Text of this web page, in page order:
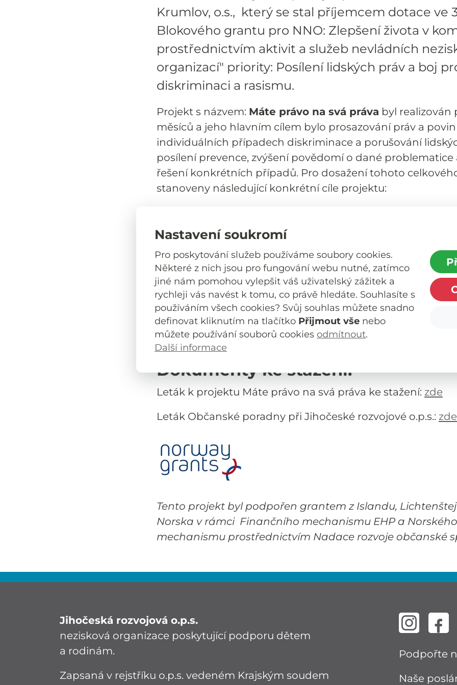
Nastavení soukromí
Pro poskytování služeb používáme soubory cookies.
Některé z nich jsou pro fungování webu nutné, zatímco
jiné nám pomohou vylepšit váš uživatelský zážitek a
rychleji vás navést k tomu, co právě hledáte. Souhlasíte s
používáním všech cookies? Svůj souhlas můžete snadno
definovat kliknutím na tlačítko Přijmout vše nebo
můžete používání souborů cookies odmítnout.
Další informace
Krumlov, o.s., který se stal příjemcem dotace ve
Blokového grantu pro NNO: Zlepšení života v
prostřednictvím aktivit a služeb nevládních
organizací" priority: Posílení lidských práv a boj
diskriminaci a rasismu.
Projekt s názvem: Máte právo na svá práva byl realizován
měsíců a jeho hlavním cílem bylo prosazování práv a
individuálních případech diskriminace a porušování
posílení prevence, zvýšení povědomí o dané problematice
řešení konkrétních případů. Pro dosažení tohoto
stanoveny následující konkrétní cíle projektu:
diskriminace a dalším osobám v Jihočeském kraji, v jejichž
k porušení lidských práv, setkali se s projevy diskriminace
těmito jevy ohroženi, a to i v odlehlejších oblastech
obdobné služby pro většinu takto postižených osob zcela
Zvýšení povědomí veřejnosti (odborné i laické) o
diskriminace a porušování lidských práv a možnostech
konkrétních případů porušování lidských práv a
jednání.
Dokumenty ke stažení:
Leták k projektu Máte právo na svá práva ke stažení: zde
Leták Občanské poradny při Jihočeské rozvojové o.p.s.: zde
Tento projekt byl podpořen grantem z Islandu,
Norska v rámci Finančního mechanismu EHP a
mechanismu prostřednictvím Nadace rozvoje občanské
Jihočeská rozvojová o.p.s.
nezisková organizace poskytující podporu dětem
a rodinám.
Zapsaná v rejstříku o.p.s. vedeném Krajským soudem
Podpořte
Naše